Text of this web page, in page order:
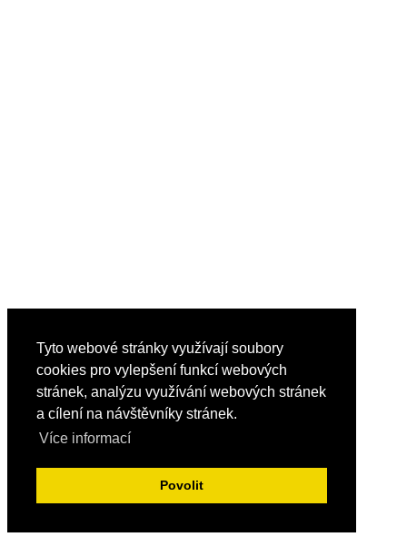
Tyto webové stránky využívají soubory
cookies pro vylepšení funkcí webových
stránek, analýzu využívání webových stránek
a cílení na návštěvníky stránek.
Více informací
Povolit